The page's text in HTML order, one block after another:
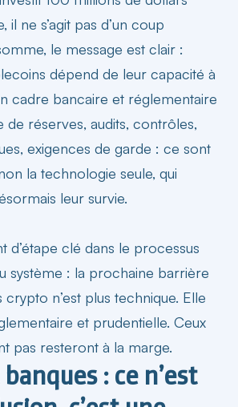
il ne s’agit pas d’un coup
le message est clair :
dépend de leur capacité à
cadre bancaire et réglementaire
de réserves, audits, contrôles,
, exigences de garde : ce sont
la technologie seule, qui
leur survie.
d’étape clé dans le processus
système : la prochaine barrière
n’est plus technique. Elle
et prudentielle. Ceux
pas resteront à la marge.
: ce n’est